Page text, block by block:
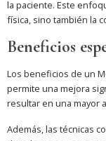
la paciente. Este
física, sino también la
Beneficios
Los beneficios de un
permite una mejora
resultar en una mayor
Además, las técnicas